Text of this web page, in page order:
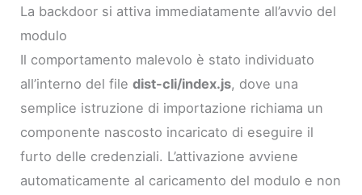
La backdoor si attiva immediatamente all’avvio del
modulo
Il comportamento malevolo è stato individuato
all’interno del filedist-cli/index.js, dove una
semplice istruzione di importazione richiama un
componente nascosto incaricato di eseguire il
furto delle credenziali. L’attivazione avviene
automaticamente al caricamento del modulo e non